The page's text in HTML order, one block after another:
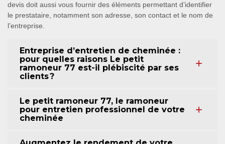
devis doit aussi vous fournir des éléments permettant d’identifier
le prestataire, notamment son adresse, son contact et le nom de
l’entreprise.
Entreprise d’entretien de cheminée :
pour quelles raisons Le petit
ramoneur 77 est-il plébiscité par ses
clients ?
Le petit ramoneur 77, le ramoneur
pour entretien professionnel de votre
cheminée